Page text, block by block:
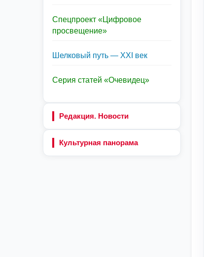
Спецпроект «Цифровое
просвещение»
Шелковый путь — XXI век
Серия статей «Очевидец»
Редакция. Новости
Культурная панорама